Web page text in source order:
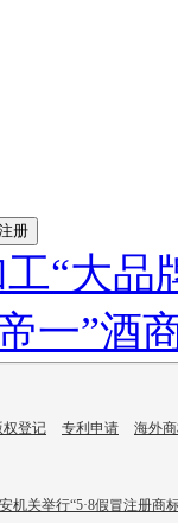
册
“大品
一”酒
权登记 专利申请 海外
机关举行“5·8假冒注册商